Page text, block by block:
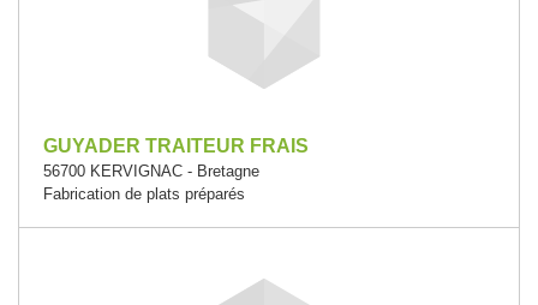
GUYADER TRAITEUR FRAIS
56700 KERVIGNAC - Bretagne
Fabrication de plats préparés